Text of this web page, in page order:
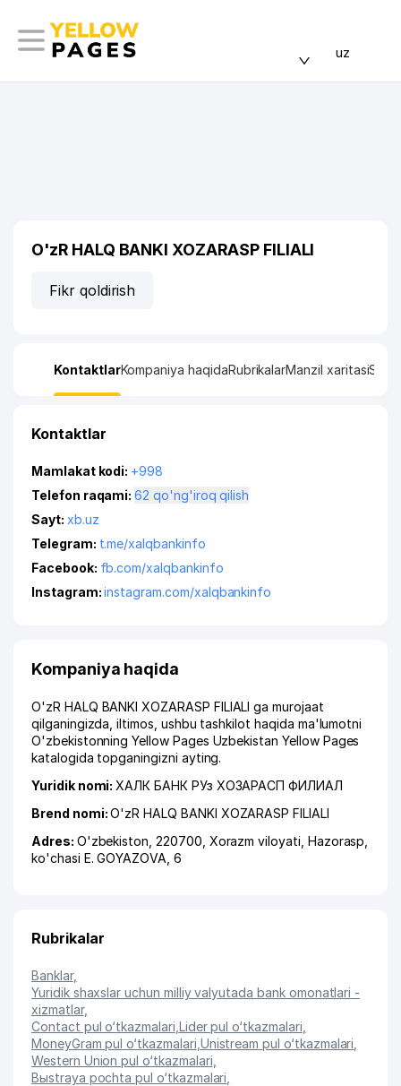
uz
O'zR HALQ BANKI XOZARASP FILIALI
Fikr qoldirish
KontaktlarKompaniya haqidaRubrikalarManzil xaritasi
Kontaktlar
Mamlakat kodi: +998
Telefon raqami:
62 qo'ng'iroq qilish
Sayt: xb.uz
Telegram: t.me/xalqbankinfo
Facebook: fb.com/xalqbankinfo
Instagram:instagram.com/xalqbankinfo
Kompaniya haqida
O'zR HALQ BANKI XOZARASP FILIALI ga murojaat
qilganingizda, iltimos, ushbu tashkilot haqida ma'lumotni
O'zbekistonning Yellow Pages Uzbekistan Yellow Pages
katalogida topganingizni ayting.
Yuridik nomi:ХАЛК БАНК РУз ХОЗАРАСП ФИЛИАЛ
Brend nomi:O'zR HALQ BANKI XOZARASP FILIALI
Adres: O'zbekiston, 220700, Xorazm viloyati Hazorasp
ko'chasi E. GOYAZOVA , 6
Rubrikalar
Banklar,
Yuridik shaxslar uchun milliy valyutada bank omonatlari -
xizmatlar,
Contact pul o‘tkazmalari Lider pul o‘tkazmalari
MoneyGram pul o‘tkazmalari Unistream pul o‘tkazmalari
Western Union pul o‘tkazmalari
Bыstraya pochta pul o‘tkazmalari